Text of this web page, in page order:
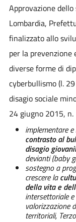
Approvazione
Lombardia,
finalizzato allo
per la
diverse forme di
cyberbullismo (l.
disagio sociale
24 giugno 2015,
implementare
contrasto al
disagio
devianti (baby
sostegno a
crescere la
della vita e
intersettoriale
valorizzazione
territoriali,